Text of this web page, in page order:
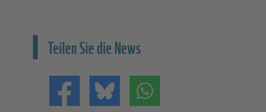
Teilen Sie die News
Teilen auf FacebookTeilen auf Bluesky